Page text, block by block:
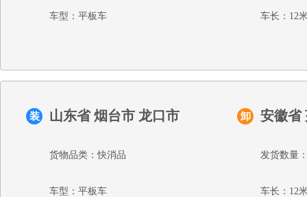
车型：平板车 车长：12
装 山东省 烟台市 龙口市
货物品类：快消品
车型：平板车
卸 安徽省
发货数量
车长：12